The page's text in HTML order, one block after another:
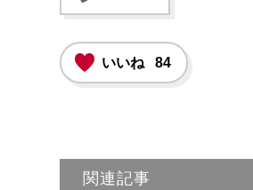
いいね 84
関連記事